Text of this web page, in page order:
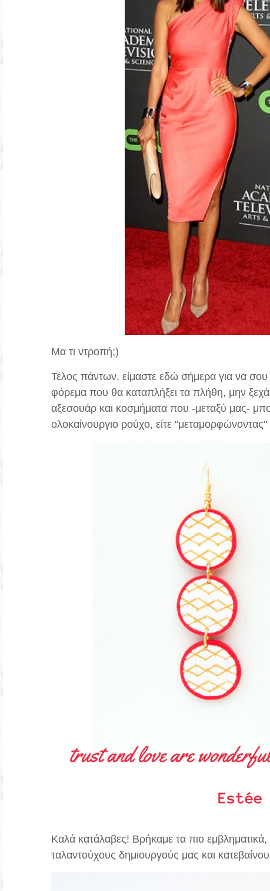
Μα τι ντροπή;)
Τέλος πάντων, είμαστε εδώ σήμερα για να σου
φόρεμα που θα καταπλήξει τα πλήθη, μην
αξεσουάρ και κοσμήματα που -μεταξύ μας-
ολοκαίνουργιο ρούχο, είτε
Καλά κατάλαβες! Βρήκαμε τα πιο
ταλαντούχους δημιουργούς μας και